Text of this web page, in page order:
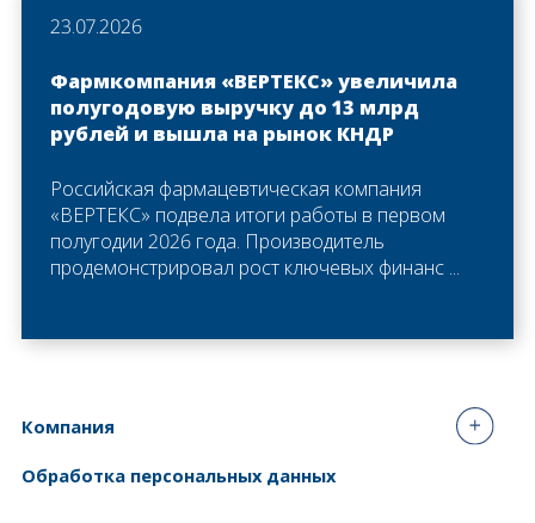
23.07.2026
Фармкомпания «ВЕРТЕКС» увеличила
полугодовую выручку до 13 млрд
рублей и вышла на рынок КНДР
Российская фармацевтическая компания
«ВЕРТЕКС» подвела итоги работы в первом
полугодии 2026 года. Производитель
продемонстрировал рост ключевых финанс ...
Компания
Обработка персональных данных